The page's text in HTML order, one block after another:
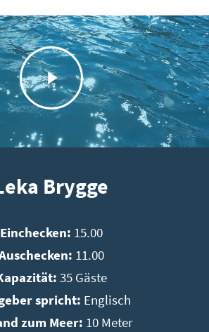
Play
Video
Brygge
Einchecken: 15.00
11.00
35 Gäste
spricht: Englisch
zum Meer: 10 Meter